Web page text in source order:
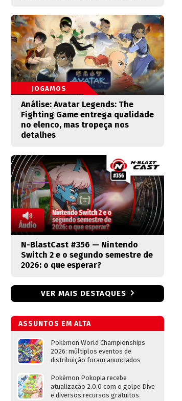
JOGAMOS
Análise: Avatar Legends: The
Fighting Game entrega qualidade
no elenco, mas tropeça nos
detalhes
N-BlastCast #356 — Nintendo
Switch 2 e o segundo semestre de
2026: o que esperar?
VER MAIS DESTAQUES
ASSUNTOS EM ALTA
Pokémon World Championships
2026: múltiplos eventos de
distribuição foram anunciados
Pokémon Pokopia recebe
atualização 2.0.0 com o golpe Dive
e diversos recursos gratuitos